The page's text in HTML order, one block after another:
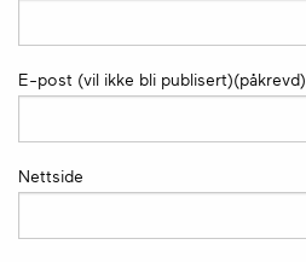
E-post (vil ikke bli publisert)(påkrevd)
Nettside